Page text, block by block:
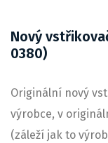
Nový
0380)
Originální nový
výrobce, v
(záleží jak to